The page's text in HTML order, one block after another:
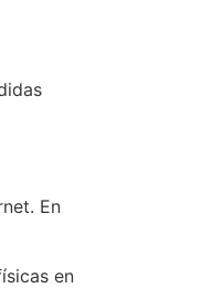
En
en